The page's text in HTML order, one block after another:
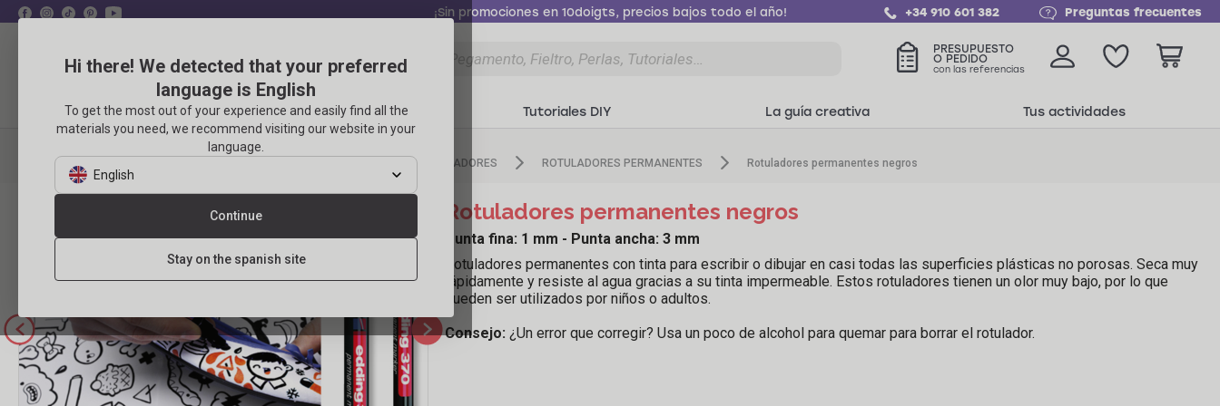
Hi there! We detected that your preferred
language is English
To get the most out of your experience and easily find all the
materials you need, we recommend visiting our website in your
language.
English
Continue
Stay on the spanish site
¡Sin promociones en 10doigts, precios bajos todo el año! +34 910 601 382 Preguntas frecuentes
PRESUPUESTO
O PEDIDO
con las referencias
Productos Eventos Tutoriales DIY La guía creativa Tus actividades
MANUALIDADES ROTULADORES ROTULADORES PERMANENTES Rotuladores permanentes negros
Rotuladores permanentes negros
Punta fina: 1 mm - Punta ancha: 3 mm
Rotuladores permanentes con tinta para escribir o dibujar en casi todas las superficies plásticas no porosas. Seca muy
rápidamente y resiste al agua gracias a su tinta impermeable. Estos rotuladores tienen un olor muy bajo, por lo que
pueden ser utilizados por niños o adultos.
Consejo: ¿Un error que corregir? Usa un poco de alcohol para quemar para borrar el rotulador.